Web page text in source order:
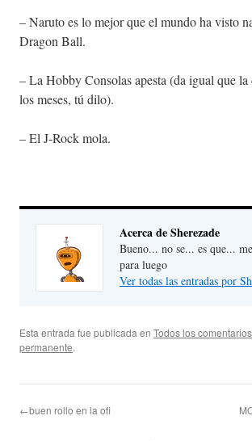
– Naruto es lo mejor que el mundo ha visto
Dragon Ball.
– La Hobby Consolas apesta (da igual que la
los meses, tú dilo).
– El J-Rock mola.
Acerca de Sherezade
Bueno... no se... es que...
para luego
Ver todas las entradas por
Esta entrada fue publicada en Todos los comentarios
permanente.
←buen rollo en la ofi